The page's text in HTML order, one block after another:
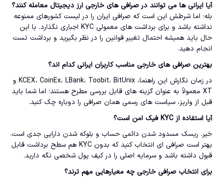
آیا ایرانی ها می توانند در صرافی های خارجی ارز دیجیتال معامله کنند؟
بله؛ اما شرطش این است که صرافی ایران را در لیست کشورهای ممنوعه
نداشته باشد و برای برداشت های معمولی KYC اجباری نگذارد. با این
حال باید همیشه احتمال تغییر قوانین را در نظر بگیرید و برداشت تست
انجام دهید.
بهترین صرافی های خارجی مناسب کاربران ایرانی کدام اند؟
در زمان نگارش این راهنما، KCEX، CoinEx، LBank، Toobit، BitUnix و
XT معمولاً به عنوان گزینه های قابل بررسی مطرح هستند؛ اما شما باید
قبل از واریز، سیاست های رسمی همان صرافی را دوباره چک کنید.
آیا استفاده از KYC فیک امن است؟
خیر. ریسک مسدود شدن دائمی حساب و بلوکه شدن دارایی جدی است.
بهتر است صرافی ای انتخاب کنید که بدون KYC هم سطح برداشت قابل
قبول داشته باشد و سرمایه اصلی را در کیف پول شخصی نگه دارید.
برای انتخاب صرافی خارجی چه معیارهایی مهم ترند؟